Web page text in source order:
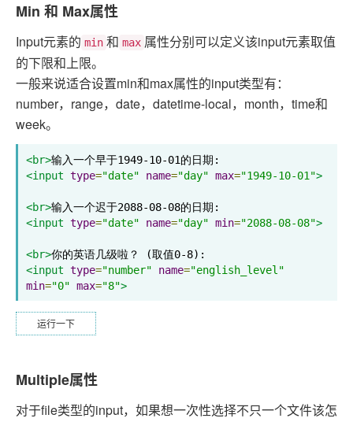
Min 和 Max属性
Input元素的 min 和 max 属性分别可以定义该input元素取值
的下限和上限。
一般来说适合设置min和max属性的input类型有：
number，range，date，datetime-local，month，time和
week。
<br>
<input type="date" name="day" max="1949-10-01">
<br>
<input type="date" name="day" min="2088-08-08">
<br>
<input type="number" name="english_level"
min="0" max="8">
运行一下
Multiple属性
对于file类型的input，如果想一次性选择不只一个文件该怎